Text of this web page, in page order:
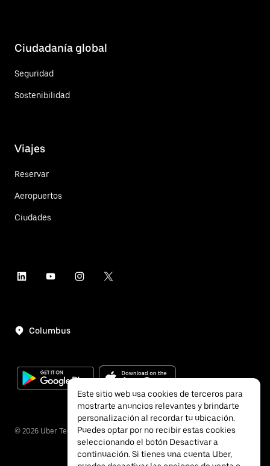
Ciudadanía global
Seguridad
Sostenibilidad
Viajes
Reservar
Aeropuertos
Ciudades
Columbus
© 2026 Uber Technologies, Inc.
Este sitio web usa cookies de terceros para
mostrarte anuncios relevantes y brindarte
personalización al recordar tu ubicación.
Puedes optar por no recibir estas cookies
seleccionando el botón Desactivar a
continuación. Si tienes una cuenta Uber,